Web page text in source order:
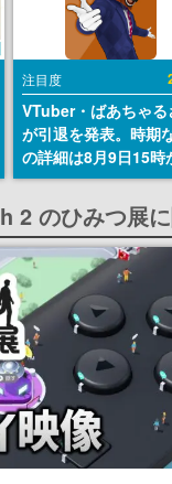
注目度
VTuber・ばあちゃる
が引退を発表。時期
の詳細は8月9日15時
の配信で説明
2 のひみつ展